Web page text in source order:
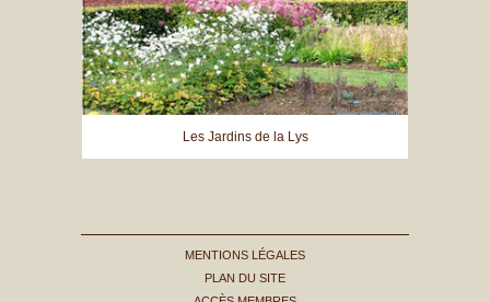
Les Jardins de la Lys
MENTIONS LÉGALES
PLAN DU SITE